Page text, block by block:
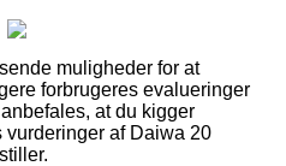
muligheder for at
forbrugeres evalueringer
at du kigger
af Daiwa 20